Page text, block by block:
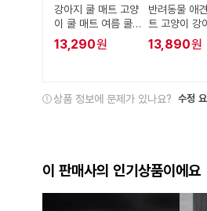
강아지 쿨 매트 고양
이 쿨 매트 여름 쿨
링 반려동물 시원 메
쉬 패드 방석
13,290원
반려동물 애
트 고양이 강
매트 여름
13,890원
상품 정보에 문제가 있나요? 수정
이 판매사의 인기상품이에요